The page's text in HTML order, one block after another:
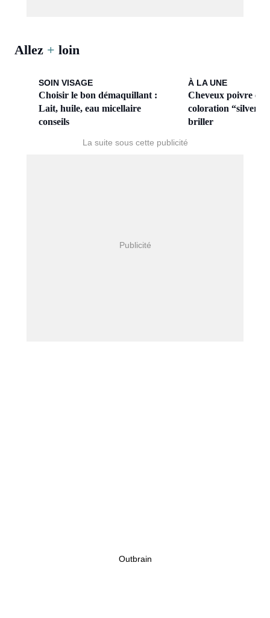
Allez + loin
SOIN VISAGE
Choisir le bon démaquillant :
Lait, huile, eau micellaire
conseils
À LA UNE
Cheveux poivre et
coloration “silver
briller
Outbrain